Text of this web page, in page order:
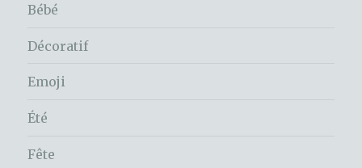
Bébé
Décoratif
Emoji
Été
Fête